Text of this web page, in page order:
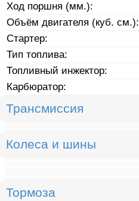
Ход поршня (мм.):
Объём двигателя (куб. см.):
Стартер:
Тип топлива:
Топливный инжектор:
Карбюратор:
Трансмиссия
Колеса и шины
Тормоза